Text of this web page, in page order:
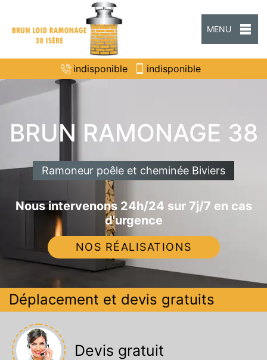
MENU
indisponible indisponible
BRUN RAMONAGE 38
Ramoneur poêle et cheminée Biviers
Nous intervenons 24h/24 sur 7j/7 en cas
d'urgence
NOS RÉALISATIONS
Déplacement et devis gratuits
Devis gratuit